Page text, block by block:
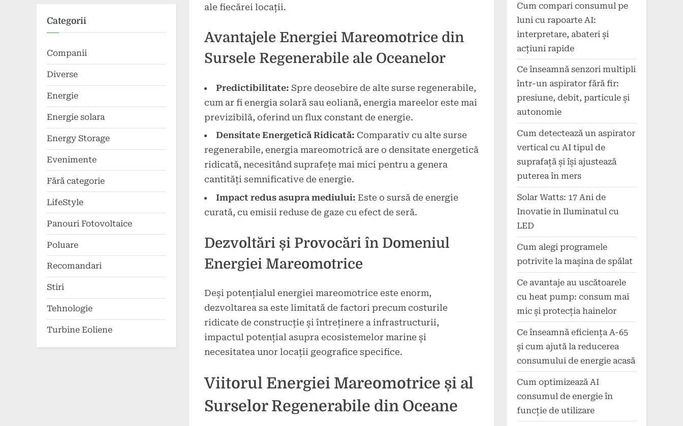
ale fiecărei locații.
Avantajele Energiei Mareomotrice din
Sursele Regenerabile ale Oceanelor
Predictibilitate: Spre deosebire de alte surse regenerabile,
cum ar fi energia solară sau eoliană, energia mareelor este mai
previzibilă, oferind un flux constant de energie.
Densitate Energetică Ridicată: Comparativ cu alte surse
regenerabile, energia mareomotrică are o densitate energetică
ridicată, necesitând suprafețe mai mici pentru a genera
cantități semnificative de energie.
Impact redus asupra mediului: Este o sursă de energie
curată, cu emisii reduse de gaze cu efect de seră.
Dezvoltări și Provocări în Domeniul
Energiei Mareomotrice
Deși potențialul energiei mareomotrice este enorm,
dezvoltarea sa este limitată de factori precum costurile
ridicate de construcție și întreținere a infrastructurii,
impactul potențial asupra ecosistemelor marine și
necesitatea unor locații geografice specifice.
Viitorul Energiei Mareomotrice și al
Surselor Regenerabile din Oceane
Categorii
Companii
Diverse
Energie
Energie solara
Energy Storage
Evenimente
Fără categorie
LifeStyle
Panouri Fotovoltaice
Poluare
Recomandari
Stiri
Tehnologie
Turbine Eoliene
Cum compari consumul pe
luni cu rapoarte AI:
interpretare, abateri și
acțiuni rapide
Ce înseamnă senzori multipli
într-un aspirator fără fir:
presiune, debit, particule și
autonomie
Cum detectează un aspirator
vertical cu AI tipul de
suprafață și își ajustează
puterea în mers
Solar Watts: 17 Ani de
Inovatie in Iluminatul cu
LED
Cum alegi programele
potrivite la mașina de spălat
Ce avantaje au uscătoarele
cu heat pump: consum mai
mic și protecția hainelor
Ce înseamnă eficiența A-65
și cum ajută la reducerea
consumului de energie acasă
Cum optimizează AI
consumul de energie în
funcție de utilizare